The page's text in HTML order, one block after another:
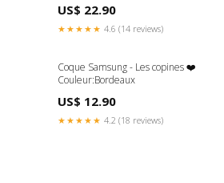
US$ 22.90
★★★★★ 4.6 (14 reviews)
Coque Samsung - Les copines ❤️
Couleur:Bordeaux
US$ 12.90
★★★★★ 4.2 (18 reviews)